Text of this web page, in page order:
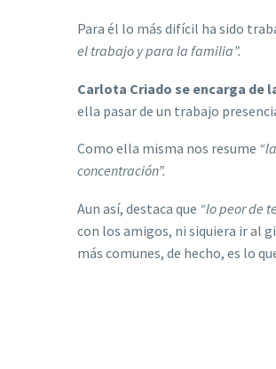
Para él lo más difícil ha sido
el trabajo y para la familia”.
Carlota Criado se encarga de
ella pasar de un trabajo
Como ella misma nos resume
concentración”.
Aun así, destaca que “lo peor de
con los amigos, ni siquiera ir al
más comunes, de hecho, es lo